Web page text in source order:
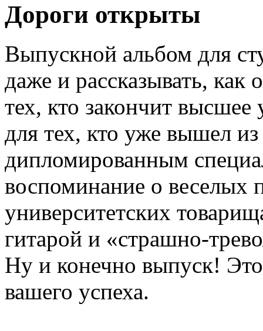
Дороги открыты
Выпускной альбом для
даже и рассказывать, как
тех, кто закончит высшее
для тех, кто уже вышел из
дипломированным
воспоминание о веселых
университетских
гитарой и «страшно-
Ну и конечно выпуск!
вашего успеха.